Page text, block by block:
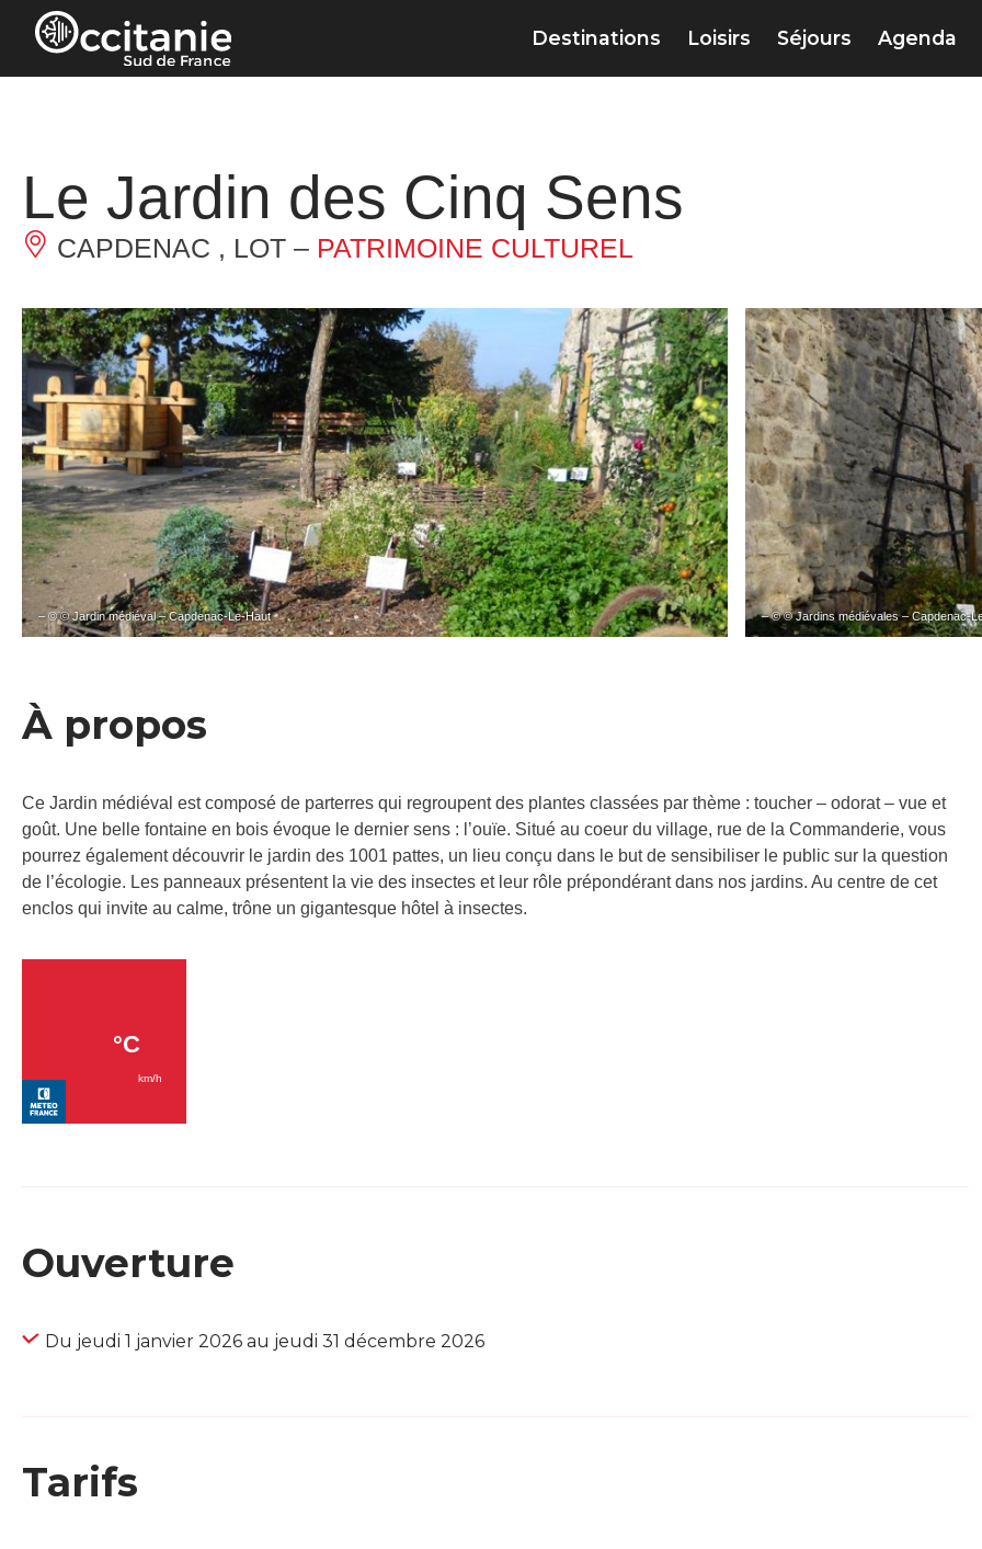
Panneau de gestion des cookies
Destinations Loisirs Séjours Agenda
Le Jardin des Cinq Sens
CAPDENAC , LOT – PATRIMOINE CULTUREL
– © © Jardin médiéval – Capdenac-Le-Haut – © © Jardins médiévales – Capdenac-
À propos
Ce Jardin médiéval est composé de parterres qui regroupent des plantes classées par thème : toucher – odorat – vue et
goût. Une belle fontaine en bois évoque le dernier sens : l’ouïe. Situé au coeur du village, rue de la Commanderie, vous
pourrez également découvrir le jardin des 1001 pattes, un lieu conçu dans le but de sensibiliser le public sur la question
de l’écologie. Les panneaux présentent la vie des insectes et leur rôle prépondérant dans nos jardins. Au centre de cet
enclos qui invite au calme, trône un gigantesque hôtel à insectes.
Ouverture
Du jeudi 1 janvier 2026 au jeudi 31 décembre 2026
Tarifs